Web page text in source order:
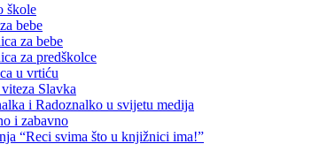
škole
bebe
za bebe
za predškolce
u vrtiću
Slavka
i Radoznalko u svijetu medija
i zabavno
“Reci svima što u knjižnici ima!”